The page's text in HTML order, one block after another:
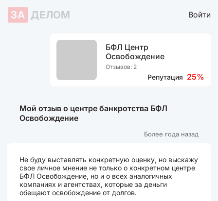
ЗА ДЕЛОМ Войти
БФЛ Центр
Освобождение
Отзывов: 2
Репутация 25%
Мой отзыв о центре банкротства БФЛ
Освобождение
Более года назад
Не буду выставлять конкретную оценку, но выскажу
свое личное мнение не только о конкретном центре
БФЛ Освобождение, но и о всех аналогичных
компаниях и агентствах, которые за деньги
обещают освобождение от долгов.